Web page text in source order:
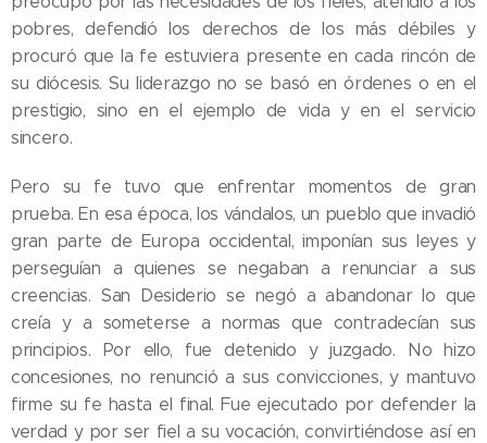
pobres, defendió los derechos de los más débiles y
procuró que la fe estuviera presente en cada rincón de
su diócesis. Su liderazgo no se basó en órdenes o en el
prestigio, sino en el ejemplo de vida y en el servicio
sincero.
Pero su fe tuvo que enfrentar momentos de gran
prueba. En esa época, los vándalos, un pueblo que invadió
gran parte de Europa occidental, imponían sus leyes y
perseguían a quienes se negaban a renunciar a sus
creencias. San Desiderio se negó a abandonar lo que
creía y a someterse a normas que contradecían sus
principios. Por ello, fue detenido y juzgado. No hizo
concesiones, no renunció a sus convicciones, y mantuvo
firme su fe hasta el final. Fue ejecutado por defender la
verdad y por ser fiel a su vocación, convirtiéndose así en